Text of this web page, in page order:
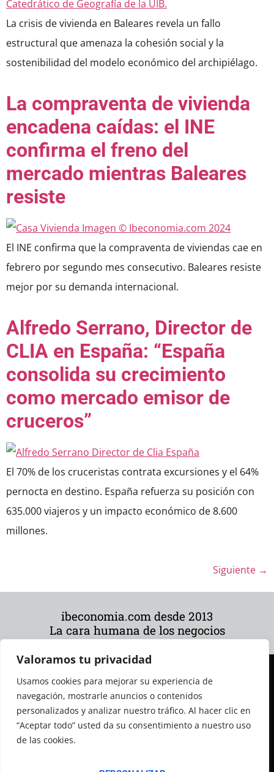
Valoramos tu privacidad
Usamos cookies para mejorar su experiencia de
navegación, mostrarle anuncios o contenidos
personalizados y analizar nuestro tráfico. Al hacer clic en
“Aceptar todo” usted da su consentimiento a nuestro uso
de las cookies.
La crisis de vivienda en Baleares revela un fallo
estructural que amenaza la cohesión social y la
sostenibilidad del modelo económico del archipiélago.
La compraventa de vivienda
encadena caídas: el INE
confirma el freno del
mercado mientras Baleares
resiste
El INE confirma que la compraventa de viviendas cae en
febrero por segundo mes consecutivo. Baleares resiste
mejor por su demanda internacional.
Alfredo Serrano, Director de
CLIA en España: “España
consolida su crecimiento
como mercado emisor de
cruceros”
El 70% de los cruceristas contrata excursiones y el 64%
pernocta en destino. España refuerza su posición con
635.000 viajeros y un impacto económico de 8.600
millones.
Siguiente →
ibeconomia.com desde 2013
La cara humana de los negocios